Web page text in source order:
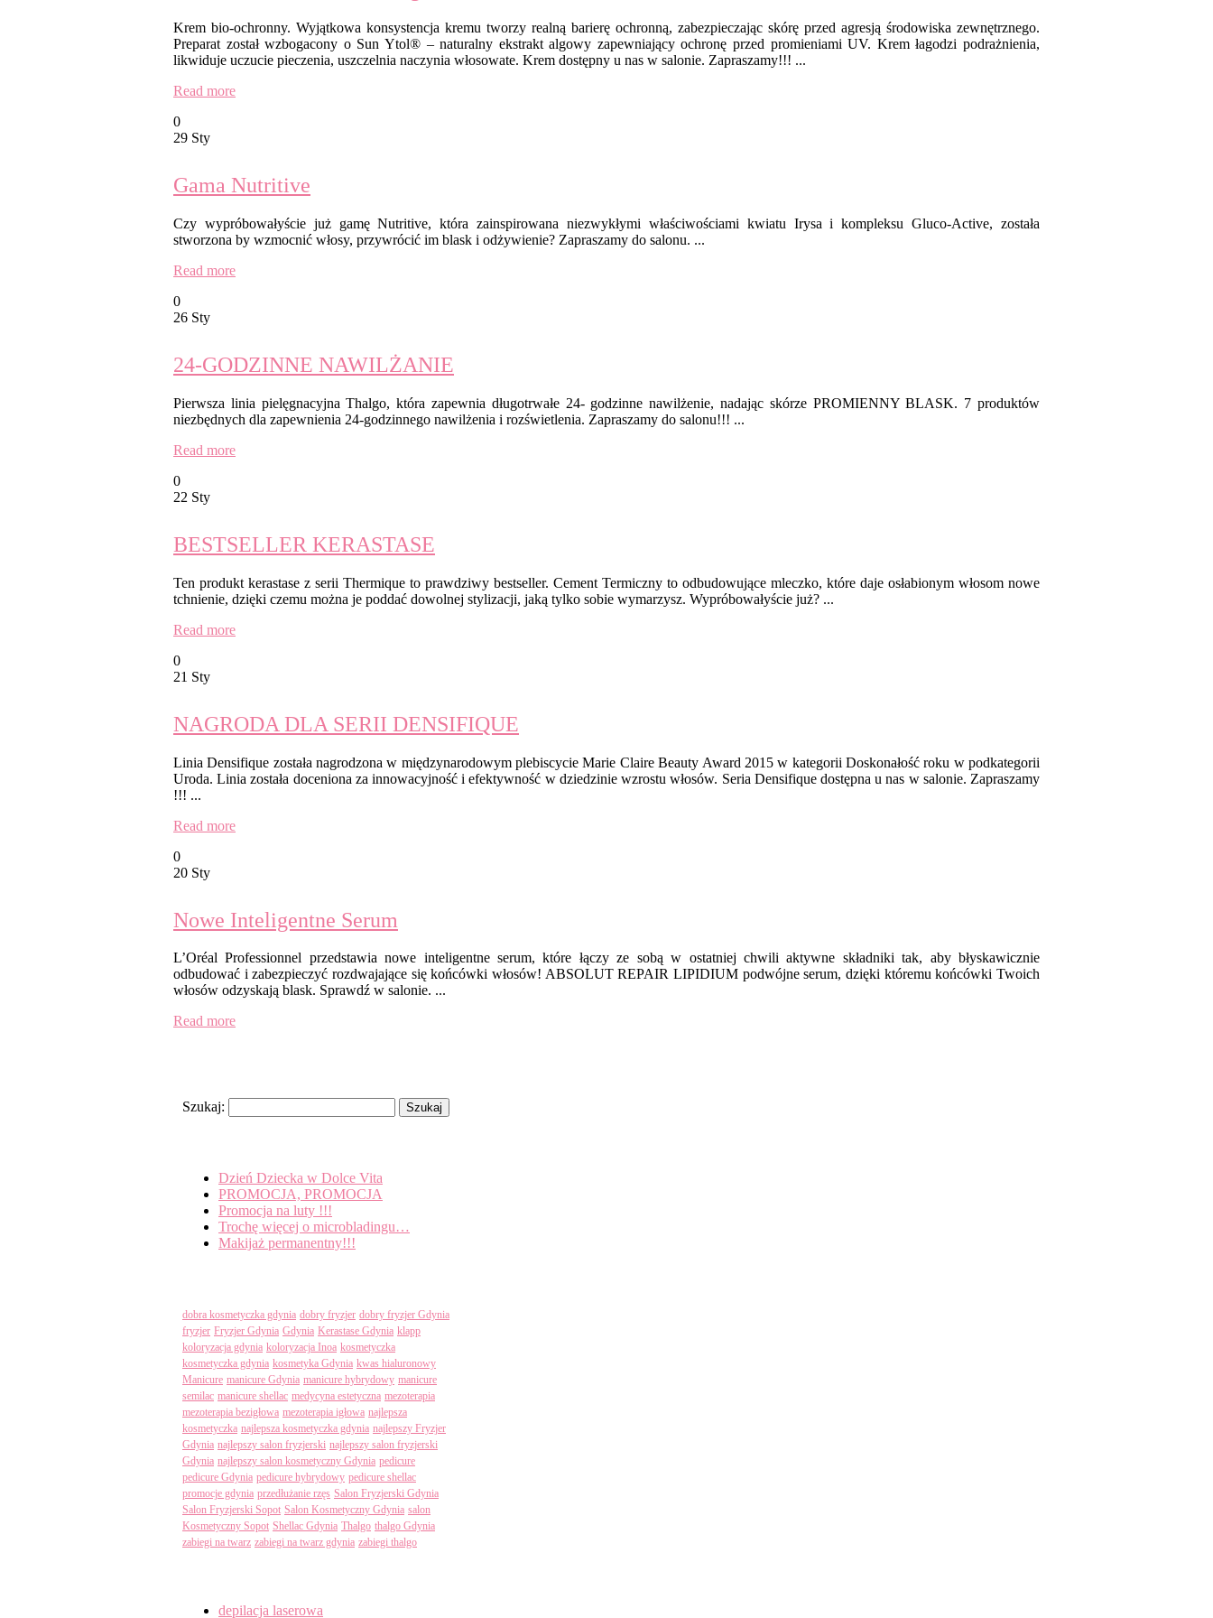
Krem bio-ochronny. Wyjątkowa konsystencja kremu tworzy realną barierę ochronną, zabezpieczając skórę przed agresją środowiska zewnętrznego.
Preparat został wzbogacony o Sun Ytol® – naturalny ekstrakt algowy zapewniający ochronę przed promieniami UV. Krem łagodzi podrażnienia,
likwiduje uczucie pieczenia, uszczelnia naczynia włosowate. Krem dostępny u nas w salonie. Zapraszamy!!! ...
Read more
0
29 Sty
Gama Nutritive
Czy wypróbowałyście już gamę Nutritive, która zainspirowana niezwykłymi właściwościami kwiatu Irysa i kompleksu Gluco-Active, została
stworzona by wzmocnić włosy, przywrócić im blask i odżywienie? Zapraszamy do salonu. ...
Read more
0
26 Sty
24-GODZINNE NAWILŻANIE
Pierwsza linia pielęgnacyjna Thalgo, która zapewnia długotrwałe 24- godzinne nawilżenie, nadając skórze PROMIENNY BLASK. 7 produktów
niezbędnych dla zapewnienia 24-godzinnego nawilżenia i rozświetlenia. Zapraszamy do salonu!!! ...
Read more
0
22 Sty
BESTSELLER KERASTASE
Ten produkt kerastase z serii Thermique to prawdziwy bestseller. Cement Termiczny to odbudowujące mleczko, które daje osłabionym włosom nowe
tchnienie, dzięki czemu można je poddać dowolnej stylizacji, jaką tylko sobie wymarzysz. Wypróbowałyście już? ...
Read more
0
21 Sty
NAGRODA DLA SERII DENSIFIQUE
Linia Densifique została nagrodzona w międzynarodowym plebiscycie Marie Claire Beauty Award 2015 w kategorii Doskonałość roku w podkategorii
Uroda. Linia została doceniona za innowacyjność i efektywność w dziedzinie wzrostu włosów. Seria Densifique dostępna u nas w salonie. Zapraszamy
!!! ...
Read more
0
20 Sty
Nowe Inteligentne Serum
L’Oréal Professionnel przedstawia nowe inteligentne serum, które łączy ze sobą w ostatniej chwili aktywne składniki tak, aby błyskawicznie
odbudować i zabezpieczyć rozdwajające się końcówki włosów! ABSOLUT REPAIR LIPIDIUM podwójne serum, dzięki któremu końcówki Twoich
włosów odzyskają blask. Sprawdź w salonie. ...
Read more
Szukaj:
Dzień Dziecka w Dolce Vita
PROMOCJA, PROMOCJA
Promocja na luty !!!
Trochę więcej o microbladingu…
Makijaż permanentny!!!
dobra kosmetyczka gdynia dobry fryzjer dobry fryzjer Gdynia
fryzjer Fryzjer Gdynia Gdynia Kerastase Gdynia klapp
koloryzacja gdynia koloryzacja Inoa kosmetyczka
kosmetyczka gdynia kosmetyka Gdynia kwas hialuronowy
Manicure manicure Gdynia manicure hybrydowy manicure
semilac manicure shellac medycyna estetyczna mezoterapia
mezoterapia bezigłowa mezoterapia igłowa najlepsza
kosmetyczka najlepsza kosmetyczka gdynia najlepszy Fryzjer
Gdynia najlepszy salon fryzjerski najlepszy salon fryzjerski
Gdynia najlepszy salon kosmetyczny Gdynia pedicure
pedicure Gdynia pedicure hybrydowy pedicure shellac
promocje gdynia przedłużanie rzęs Salon Fryzjerski Gdynia
Salon Fryzjerski Sopot Salon Kosmetyczny Gdynia salon
Kosmetyczny Sopot Shellac Gdynia Thalgo thalgo Gdynia
zabiegi na twarz zabiegi na twarz gdynia zabiegi thalgo
depilacja laserowa